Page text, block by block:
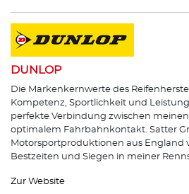
DUNLOP
Die Markenkernwerte des
Kompetenz, Sportlichkeit und
perfekte Verbindung zwischen
optimalem Fahrbahnkontakt. Satter
Motorsportproduktionen aus England
Bestzeiten und Siegen in meiner
Zur Website